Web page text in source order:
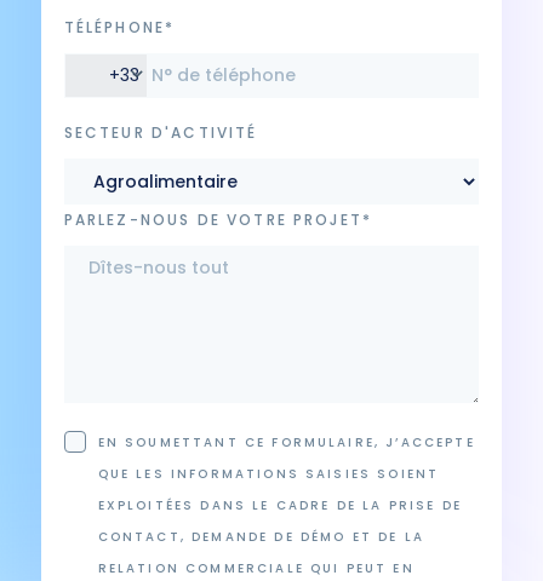
TÉLÉPHONE*
+33
SECTEUR D'ACTIVITÉ
PARLEZ-NOUS DE VOTRE PROJET*
EN SOUMETTANT CE FORMULAIRE, J’ACCEPTE
QUE LES INFORMATIONS SAISIES SOIENT
EXPLOITÉES DANS LE CADRE DE LA PRISE DE
CONTACT, DEMANDE DE DÉMO ET DE LA
RELATION COMMERCIALE QUI PEUT EN